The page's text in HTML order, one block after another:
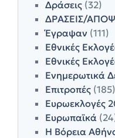
Δράσεις (32)
ΔΡΑΣΕΙΣ/
Έγραψαν (111)
Εθνικές
Εθνικές
Ενημερωτικά
Επιτροπές (185)
Ευρωεκλογές
Ευρωπαϊκά
Η Βόρεια